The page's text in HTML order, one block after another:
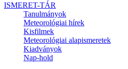
ISMERET-TÁR
Tanulmányok
Meteorológiai hírek
Kisfilmek
Meteorológiai alapismeretek
Kiadványok
Nap-hold